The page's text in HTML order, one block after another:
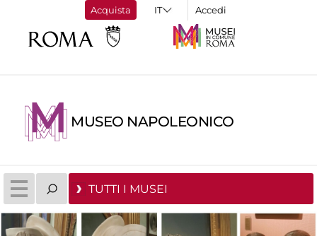
Acquista Accedi
MUSEO NAPOLEONICO
TUTTI I MUSEI